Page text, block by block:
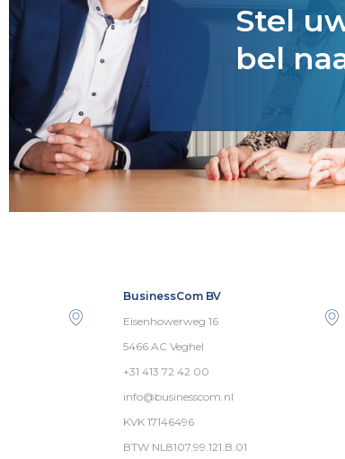
Stel
bel
BusinessCom BV
Eisenhowerweg 16
5466 AC Veghel
+31 413 72 42 00
info@businesscom.nl
KVK 17146496
BTW NL8107.99.121.B.01